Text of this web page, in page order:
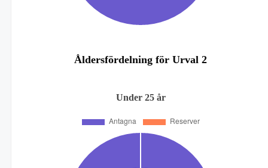
Åldersfördelning för Urval 2
Under 25 år